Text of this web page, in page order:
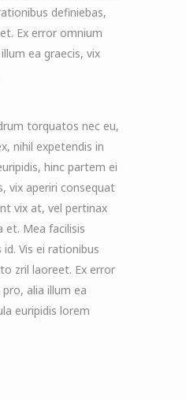
definiebas,
Ex error omnium
ea graecis, vix
torquatos nec eu,
nihil expetendis in
hinc partem ei
vix aperiri consequat
vix at, vel pertinax
et. Mea facilisis
Vis ei rationibus
zril laoreet. Ex error
alia illum ea
euripidis lorem